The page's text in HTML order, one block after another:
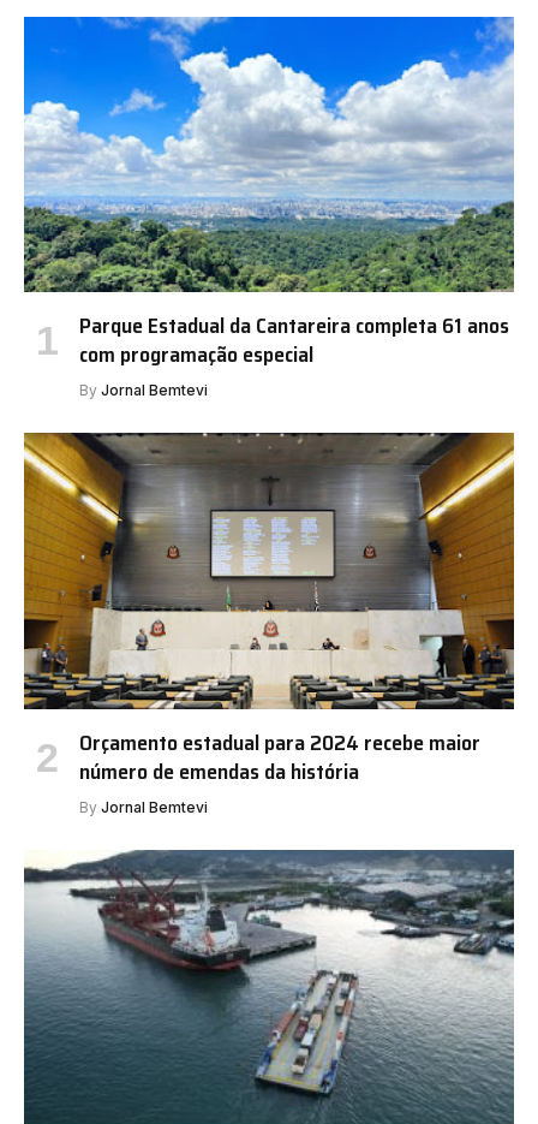
Parque Estadual da Cantareira completa 61 anos
com programação especial
By Jornal Bemtevi
Orçamento estadual para 2024 recebe maior
número de emendas da história
By Jornal Bemtevi